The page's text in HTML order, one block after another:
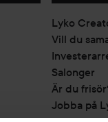
Lyko
Vill du
Salonger
Är du
Jobba på